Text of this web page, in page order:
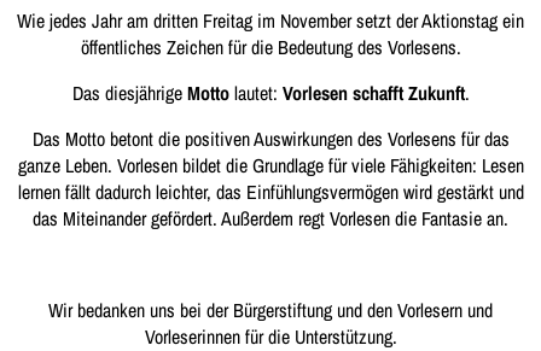
Wie jedes Jahr am dritten Freitag im November setzt der Aktionstag ein
öffentliches Zeichen für die Bedeutung des Vorlesens.
Das diesjährigeMottolautet: Vorlesen schafft Zukunft.
Das Motto betont die positiven Auswirkungen des Vorlesens für das
ganze Leben. Vorlesen bildet die Grundlage für viele Fähigkeiten: Lesen
lernen fällt dadurch leichter, das Einfühlungsvermögen wird gestärkt und
das Miteinander gefördert. Außerdem regt Vorlesen die Fantasie an.
Wir bedanken uns bei der Bürgerstiftung und den Vorlesern und
Vorleserinnen für die Unterstützung.